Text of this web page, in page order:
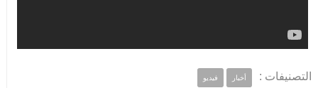
التصنيفات : أخبار فيديو